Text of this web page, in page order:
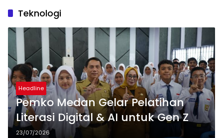
Teknologi
Headline
Pemko Medan Gelar Pelatihan
Literasi Digital & AI untuk Gen Z
23/07/2026